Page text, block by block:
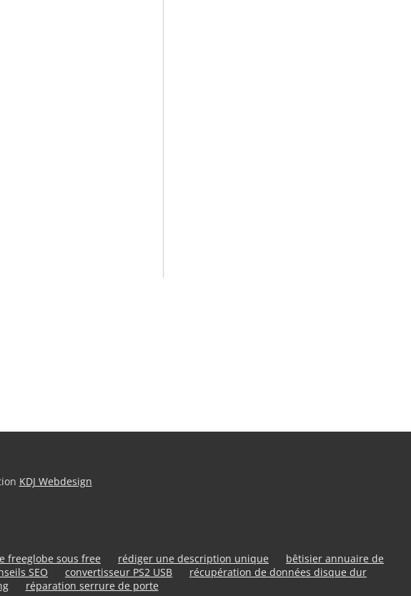
KDJ Webdesign
freeglobe sous free rédiger une description unique
bêtisier annuaire de
SEO convertisseur PS2 USB
récupération de données disque dur
réparation serrure de porte